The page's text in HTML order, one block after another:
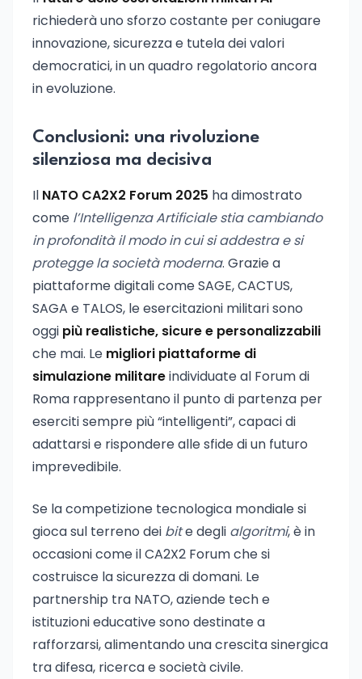
richiederà uno sforzo costante per coniugare
innovazione, sicurezza e tutela dei valori
democratici, in un quadro regolatorio ancora
in evoluzione.
Conclusioni: una rivoluzione
silenziosa ma decisiva
Il NATO CA2X2 Forum 2025 ha dimostrato
come l’Intelligenza Artificiale stia cambiando
in profondità il modo in cui si addestra e si
protegge la società moderna. Grazie a
piattaforme digitali come SAGE, CACTUS,
SAGA e TALOS, le esercitazioni militari sono
oggi più realistiche, sicure e personalizzabili
che mai. Le migliori piattaforme di
simulazione militareindividuate al Forum di
Roma rappresentano il punto di partenza per
eserciti sempre più “intelligenti”, capaci di
adattarsi e rispondere alle sfide di un futuro
imprevedibile.
Se la competizione tecnologica mondiale si
gioca sul terreno dei bite degli algoritmi, è in
occasioni come il CA2X2 Forum che si
costruisce la sicurezza di domani. Le
partnership tra NATO, aziende tech e
istituzioni educative sono destinate a
rafforzarsi, alimentando una crescita sinergica
tra difesa, ricerca e società civile.